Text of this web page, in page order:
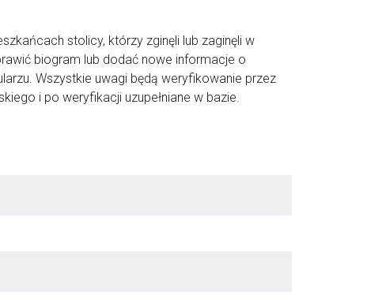
stolicy, którzy zginęli lub zaginęli w
biogram lub dodać nowe informacje o
Wszystkie uwagi będą weryfikowanie przez
i po weryfikacji uzupełniane w bazie.